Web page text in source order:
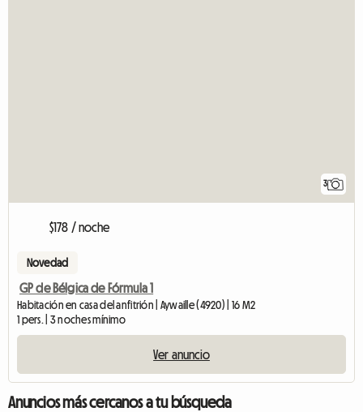
3
$178 / noche
Novedad
GP de Bélgica de Fórmula 1
Habitación en casa del anfitrión | Aywaille (4920) | 16 M2
1 pers. | 3 noches mínimo
Ver anuncio
Anuncios más cercanos a tu búsqueda